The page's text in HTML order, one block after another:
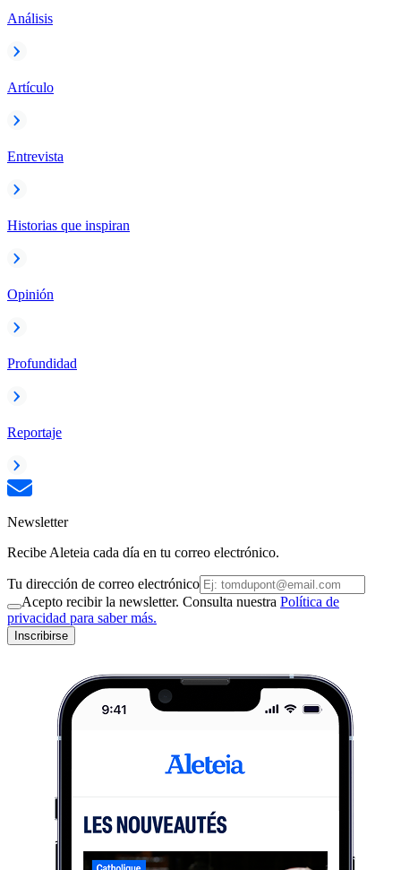
Análisis
Artículo
Entrevista
Historias que inspiran
Opinión
Profundidad
Reportaje
Newsletter
Recibe Aleteia cada día en tu correo electrónico.
Tu dirección de correo electrónico
Acepto recibir la newsletter. Consulta nuestra Política de
privacidad para saber más.
Inscribirse